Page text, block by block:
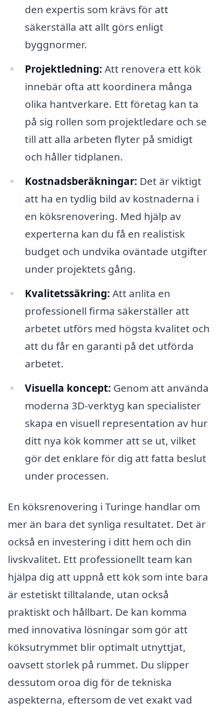
den expertis som krävs för att
säkerställa att allt görs enligt
byggnormer.
Projektledning: Att renovera ett kök
innebär ofta att koordinera många
olika hantverkare. Ett företag kan ta
på sig rollen som projektledare och se
till att alla arbeten flyter på smidigt
och håller tidplanen.
Kostnadsberäkningar: Det är viktigt
att ha en tydlig bild av kostnaderna i
en köksrenovering. Med hjälp av
experterna kan du få en realistisk
budget och undvika oväntade utgifter
under projektets gång.
Kvalitetssäkring: Att anlita en
professionell firma säkerställer att
arbetet utförs med högsta kvalitet och
att du får en garanti på det utförda
arbetet.
Visuella koncept: Genom att använda
moderna 3D-verktyg kan specialister
skapa en visuell representation av hur
ditt nya kök kommer att se ut, vilket
gör det enklare för dig att fatta beslut
under processen.
En köksrenovering i Turinge handlar om
mer än bara det synliga resultatet. Det är
också en investering i ditt hem och din
livskvalitet. Ett professionellt team kan
hjälpa dig att uppnå ett kök som inte bara
är estetiskt tilltalande, utan också
praktiskt och hållbart. De kan komma
med innovativa lösningar som gör att
köksutrymmet blir optimalt utnyttjat,
oavsett storlek på rummet. Du slipper
dessutom oroa dig för de tekniska
aspekterna, eftersom de vet exakt vad